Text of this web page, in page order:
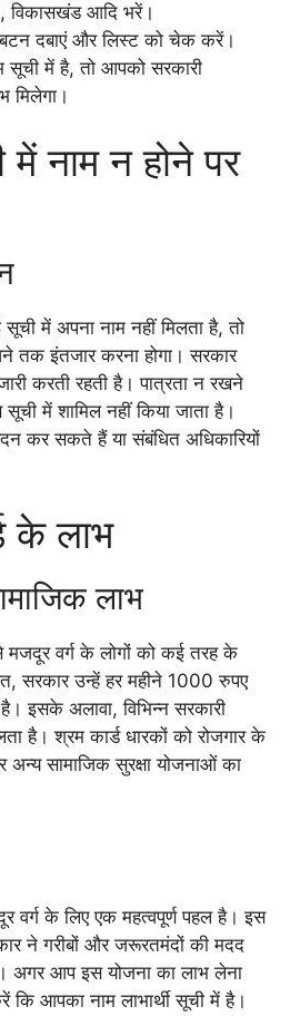
विकासखंड आदि भरें।
दबाएं और लिस्ट को चेक करें।
में है, तो आपको सरकारी
मिलेगा।
में नाम न होने पर
में अपना नाम नहीं मिलता है, तो
इंतजार करना होगा। सरकार
करती रहती है। पात्रता न रखने
सूची में शामिल नहीं किया जाता है।
कर सकते हैं या संबंधित अधिकारियों
के लाभ
लाभ
मजदूर वर्ग के लोगों को कई तरह के
सरकार उन्हें हर महीने 1000 रुपए
इसके अलावा, विभिन्न सरकारी
है। श्रम कार्ड धारकों को रोजगार के
अन्य सामाजिक सुरक्षा योजनाओं का
वर्ग के लिए एक महत्वपूर्ण पहल है। इस
ने गरीबों और जरूरतमंदों की मदद
अगर आप इस योजना का लाभ लेना
कि आपका नाम लाभार्थी सूची में है।